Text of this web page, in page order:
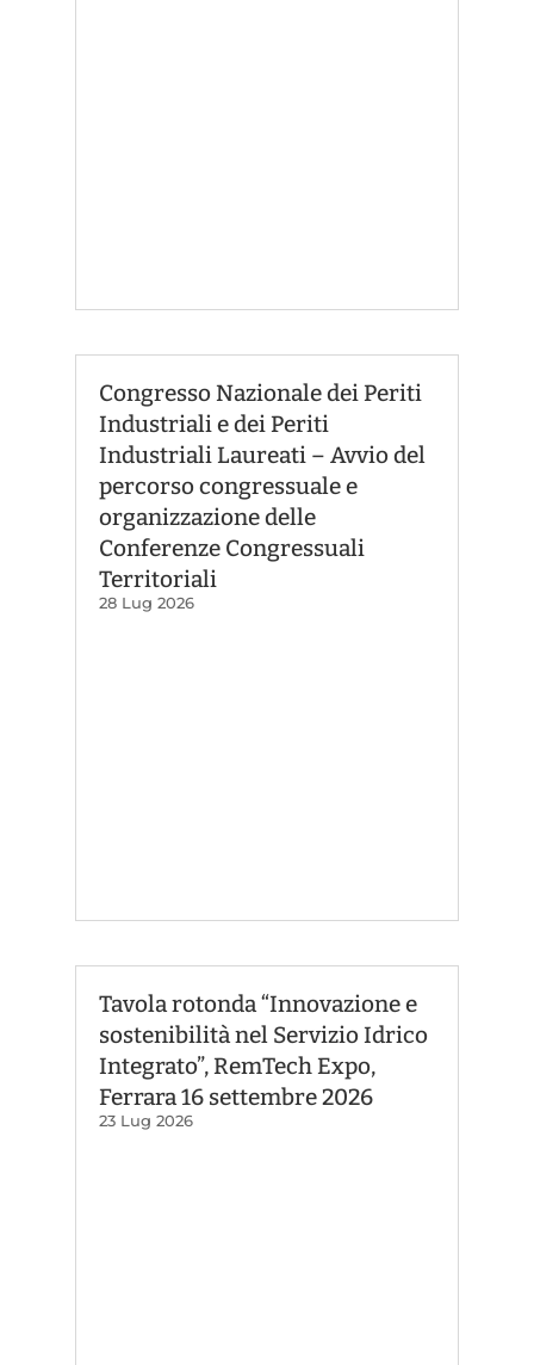
Congresso Nazionale dei Periti
Industriali e dei Periti
Industriali Laureati – Avvio del
percorso congressuale e
organizzazione delle
Conferenze Congressuali
Territoriali
28 Lug 2026
Tavola rotonda “Innovazione e
sostenibilità nel Servizio Idrico
Integrato”, RemTech Expo,
Ferrara 16 settembre 2026
23 Lug 2026